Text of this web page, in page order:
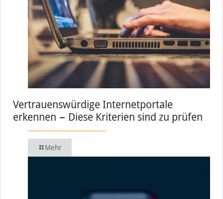
Vertrauenswürdige Internetportale
erkennen − Diese Kriterien sind zu prüfen
Mehr